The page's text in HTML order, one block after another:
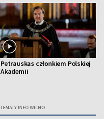
Petrauskas członkiem Polskiej
Akademii
TEMATY INFO WILNO